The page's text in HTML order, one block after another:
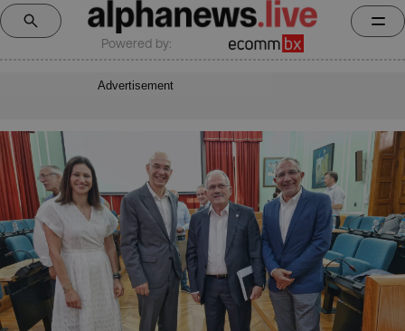
Powered by:
Advertisement